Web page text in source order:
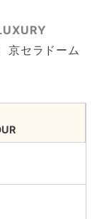
京セラドーム